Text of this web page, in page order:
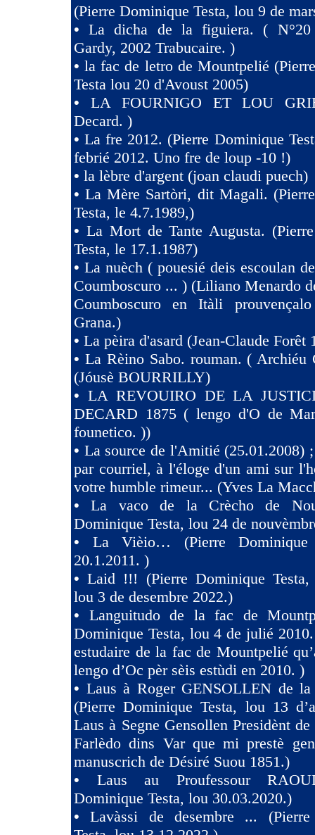
(Pierre Dominique Testa, lou 9 de
•La dicha de la figuiera. (
Gardy, 2002 Trabucaire. )
•la fac de letro de Mountpelié
Testa lou 20 d'Avoust 2005)
• LA FOURNIGO ET LOU
Decard. )
•La fre 2012. (Pierre Dominique
febrié 2012. Uno fre de loup -10 !)
• la lèbre d'argent (joan claudi puech)
•La Mère Sartòri, dit Magali.
Testa, le 4.7.1989,)
• La Mort de Tante Augusta.
Testa, le 17.1.1987)
• La nuèch ( pouesié deis escoulan
Coumboscuro ... ) (Liliano Menardo
Coumboscuro en Itàli
Grana.)
• La pèira d'asard (Jean-Claude Forêt
• La Rèino Sabo. rouman. ( Archiéu
(Jóusè BOURRILLY)
• LA REVOUIRO DE LA
DECARD 1875 ( lengo d'O de
founetico. ))
• La source de l'Amitié (25.01.2008)
par courriel, à l'éloge d'un ami sur
votre humble rimeur... (Yves La
•La vaco de la Crècho de
Dominique Testa, lou 24 de
• La Vièio… (Pierre Dominique
20.1.2011. )
•Laid !!! (Pierre Dominique
lou 3 de desembre 2022.)
• Languitudo de la fac de
Dominique Testa, lou 4 de julié
estudaire de la fac de Mountpelié
lengo d’Oc pèr sèis estùdi en 2010. )
• Laus à Roger GENSOLLEN de la
(Pierre Dominique Testa, lou 13
Laus à Segne Gensollen Presidènt
Farlèdo dins Var que mi prestè
manuscrich de Désiré Suou 1851.)
• Laus au Proufessour
Dominique Testa, lou 30.03.2020.)
•Lavàssi de desembre ...